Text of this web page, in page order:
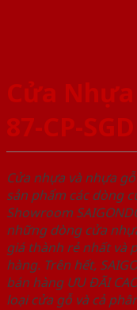
Cửa
87-CP-SGD
Cửa nhựa và nhựa
sản phẩm các dòng
Showroom
những dòng cửa
giá thành rẻ nhất và
hàng. Trên hết,
bán hàng ƯU ĐÃI
loại cửa gỗ và cả